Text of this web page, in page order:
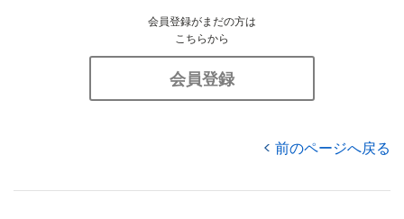
会員登録がまだの方は
こちらから
会員登録
前のページへ戻る